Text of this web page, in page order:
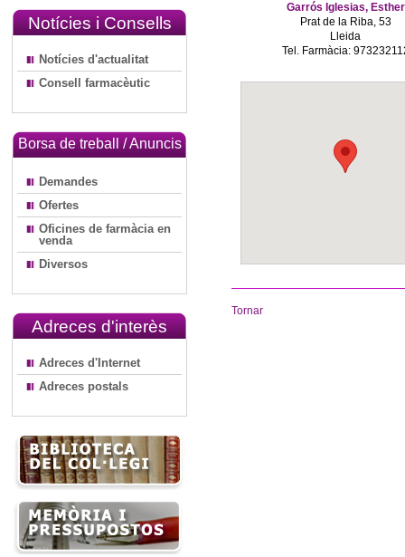
Notícies i Consells
Notícies d'actualitat
Consell farmacèutic
Borsa de treball / Anuncis
Demandes
Ofertes
Oficines de farmàcia en
venda
Diversos
Adreces d'interès
Adreces d'Internet
Adreces postals
Garrós Iglesias, Esther
Prat de la Riba, 53
Lleida
Tel. Farmàcia:
Tornar